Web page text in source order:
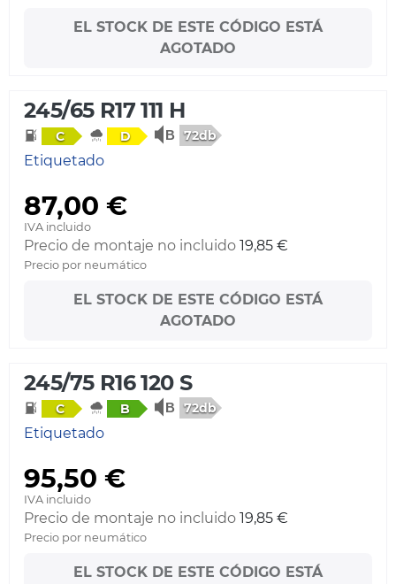
EL STOCK DE ESTE CÓDIGO ESTÁ
AGOTADO
245/65 R17 111 H
C D 72db
Etiquetado
87,00 €
IVA incluido
Precio de montaje no incluido 19,85 €
Precio por neumático
EL STOCK DE ESTE CÓDIGO ESTÁ
AGOTADO
245/75 R16 120 S
C B 72db
Etiquetado
95,50 €
IVA incluido
Precio de montaje no incluido 19,85 €
Precio por neumático
EL STOCK DE ESTE CÓDIGO ESTÁ